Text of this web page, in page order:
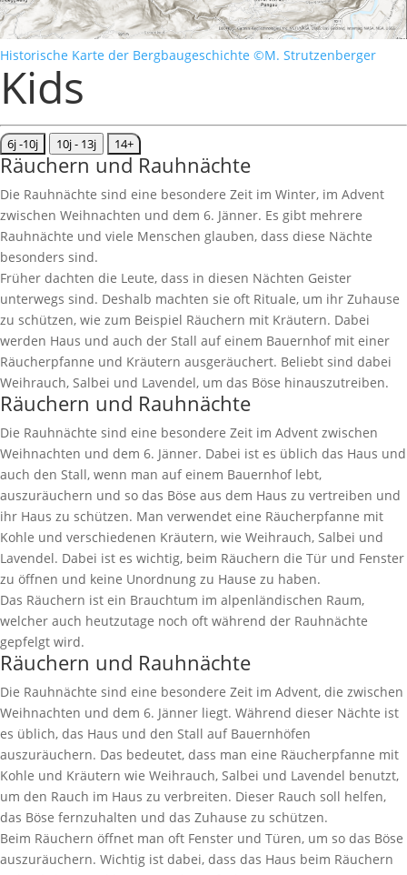
Historische Karte der Bergbaugeschichte ©M. Strutzenberger
Kids
6j -10j 10j - 13j 14+
Räuchern und Rauhnächte
Die Rauhnächte sind eine besondere Zeit im Winter, im Advent
zwischen Weihnachten und dem 6. Jänner. Es gibt mehrere
Rauhnächte und viele Menschen glauben, dass diese Nächte
besonders sind.
Früher dachten die Leute, dass in diesen Nächten Geister
unterwegs sind. Deshalb machten sie oft Rituale, um ihr Zuhause
zu schützen, wie zum Beispiel Räuchern mit Kräutern. Dabei
werden Haus und auch der Stall auf einem Bauernhof mit einer
Räucherpfanne und Kräutern ausgeräuchert. Beliebt sind dabei
Weihrauch, Salbei und Lavendel, um das Böse hinauszutreiben.
Räuchern und Rauhnächte
Die Rauhnächte sind eine besondere Zeit im Advent zwischen
Weihnachten und dem 6. Jänner. Dabei ist es üblich das Haus und
auch den Stall, wenn man auf einem Bauernhof lebt,
auszuräuchern und so das Böse aus dem Haus zu vertreiben und
ihr Haus zu schützen. Man verwendet eine Räucherpfanne mit
Kohle und verschiedenen Kräutern, wie Weihrauch, Salbei und
Lavendel. Dabei ist es wichtig, beim Räuchern die Tür und Fenster
zu öffnen und keine Unordnung zu Hause zu haben.
Das Räuchern ist ein Brauchtum im alpenländischen Raum,
welcher auch heutzutage noch oft während der Rauhnächte
gepfelgt wird.
Räuchern und Rauhnächte
Die Rauhnächte sind eine besondere Zeit im Advent, die zwischen
Weihnachten und dem 6. Jänner liegt. Während dieser Nächte ist
es üblich, das Haus und den Stall auf Bauernhöfen
auszuräuchern. Das bedeutet, dass man eine Räucherpfanne mit
Kohle und Kräutern wie Weihrauch, Salbei und Lavendel benutzt,
um den Rauch im Haus zu verbreiten. Dieser Rauch soll helfen,
das Böse fernzuhalten und das Zuhause zu schützen.
Beim Räuchern öffnet man oft Fenster und Türen, um so das Böse
auszuräuchern. Wichtig ist dabei, dass das Haus beim Räuchern